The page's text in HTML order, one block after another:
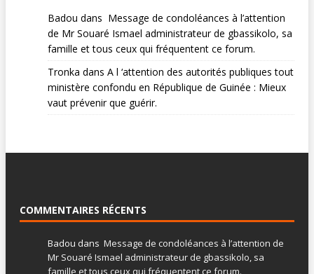
Badou dans Message de condoléances à l’attention
de Mr Souaré Ismael administrateur de gbassikolo, sa
famille et tous ceux qui fréquentent ce forum.
Tronka dans A l ‘attention des autorités publiques tout
ministère confondu en République de Guinée : Mieux
vaut prévenir que guérir.
COMMENTAIRES RÉCENTS
Badou dans Message de condoléances à l’attention de
Mr Souaré Ismael administrateur de gbassikolo, sa
famille et tous ceux qui fréquentent ce forum.